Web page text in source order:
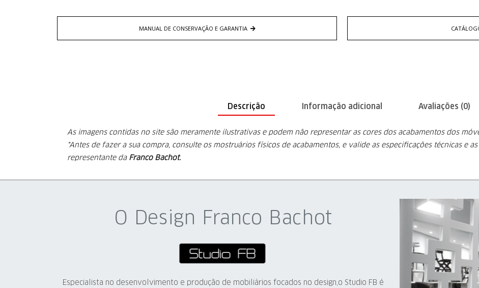
MANUAL DE CONSERVAÇÃO E GARANTIA
Descrição Informação adicional Avaliações (0)
As imagens contidas no site são meramente ilustrativas e podem não representar as cores dos acabamentos dos
*Antes de fazer a sua compra, consulte os mostruários físicos de acabamentos, e valide as especificações técnicas e
representante da Franco Bachot.
O Design Franco Bachot
Especialista no desenvolvimento e produção de mobiliários focados no design,o Studio FB é